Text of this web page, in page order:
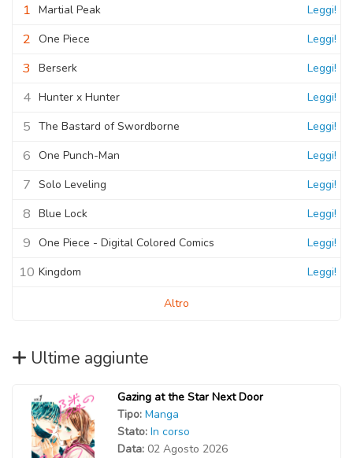
1 Martial Peak Leggi!
2 One Piece Leggi!
3 Berserk Leggi!
4 Hunter x Hunter Leggi!
5 The Bastard of Swordborne Leggi!
6 One Punch-Man Leggi!
7 Solo Leveling Leggi!
8 Blue Lock Leggi!
9 One Piece - Digital Colored Comics Leggi!
10 Kingdom Leggi!
Altro
Ultime aggiunte
Gazing at the Star Next Door
Tipo: Manga
Stato: In corso
Data: 02 Agosto 2026